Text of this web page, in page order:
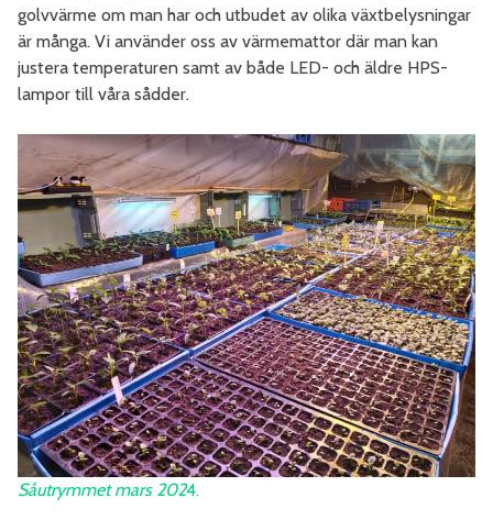
golvvärme om man har och utbudet av olika växtbelysningar
är många. Vi använder oss av värmemattor där man kan
justera temperaturen samt av både LED- och äldre HPS-
lampor till våra sådder.
Såutrymmet mars 2024.